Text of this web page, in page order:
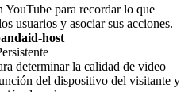
YouTube para recordar lo que
usuarios y asociar sus acciones.
host
determinar la calidad de video
del dispositivo del visitante y